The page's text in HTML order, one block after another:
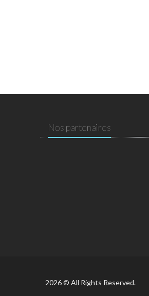
Nos partenaires
2026 © All Rights Reserved.